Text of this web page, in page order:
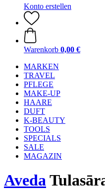
Konto erstellen
Warenkorb 0,00 €
MARKEN
TRAVEL
PFLEGE
MAKE-UP
HAARE
DUFT
K-BEAUTY
TOOLS
SPECIALS
SALE
MAGAZIN
Aveda